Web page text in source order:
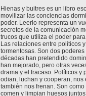
Hienas y buitres es un libro
movilizar las conciencias
poder. Leerlo representa un
secretos de la comunicación
trucos que utiliza el poder
Las relaciones entre políticos
tormentosas. Son dos
décadas han pretendido
han mejorado, pero otras
drama y el fracaso. Políticos y
odian, luchan y cooperan,
también nos frenan. Son
comen y limpian huesos